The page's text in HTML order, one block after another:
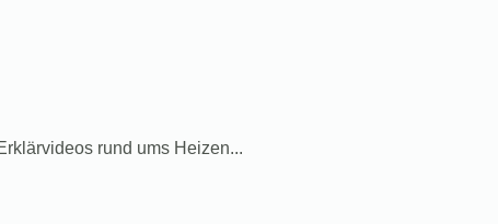
rund ums Heizen...